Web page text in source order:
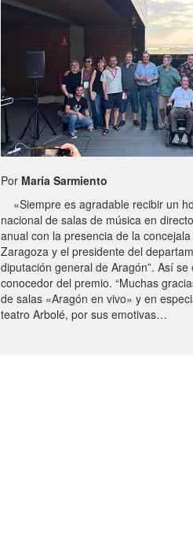
Por María Sarmiento
«Siempre es agradable recibir un
nacional de salas de música en
anual con la presencia de la
Zaragoza y el presidente del
diputación general de Aragón”. Así
conocedor del premio. “Muchas
de salas «Aragón en vivo» y en
teatro Arbolé, por sus emotivas…